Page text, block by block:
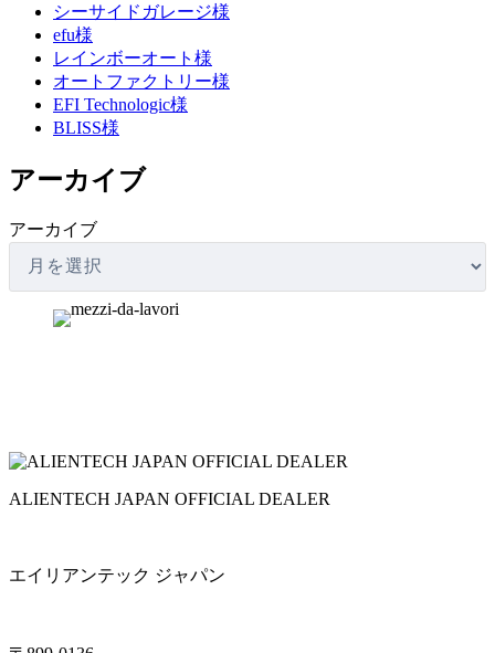
シーサイドガレージ様
efu様
レインボーオート様
オートファクトリー様
EFI Technologic様
BLISS様
アーカイブ
アーカイブ
ALIENTECH JAPAN OFFICIAL DEALER
エイリアンテック ジャパン